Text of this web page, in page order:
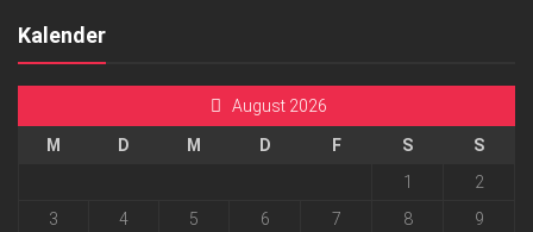
Kalender
August 2026
M D M D F S
S
1
2
3
4 5 6 7 8
9